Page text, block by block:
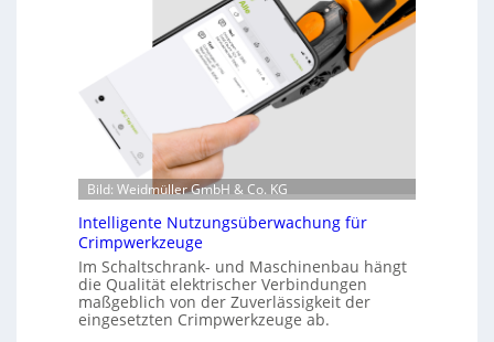
f
o
n
u
m
L
a
s
Bild: Weidmüller GmbH & Co. KG
Intelligente Nutzungsüberwachung für
Crimpwerkzeuge
Im Schaltschrank- und Maschinenbau hängt
die Qualität elektrischer Verbindungen
maßgeblich von der Zuverlässigkeit der
eingesetzten Crimpwerkzeuge ab.